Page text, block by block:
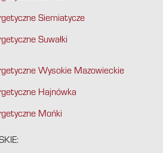
Siemiatycze
Suwałki
Wysokie Mazowieckie
Hajnówka
Mońki